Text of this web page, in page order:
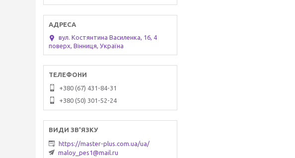
вул. Костянтина Василенка, 16, 4
поверх, Вінниця, Україна
+380 (67) 431-84-31
+380 (50) 301-52-24
https://master-plus.com.ua/ua/
maloy_pes1@mail.ru